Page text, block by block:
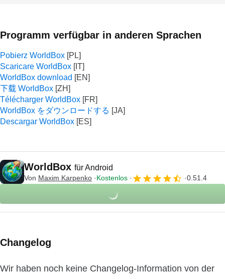
Programm verfügbar in anderen Sprachen
Pobierz WorldBox
Scaricare WorldBox
WorldBox download
下载 WorldBox
Télécharger WorldBox
WorldBox をダウンロードする
Descargar WorldBox
WorldBox für Android
Von Maxim Karpenko Kostenlos 0.51.4
Changelog
Wir haben noch keine Changelog-Information von der